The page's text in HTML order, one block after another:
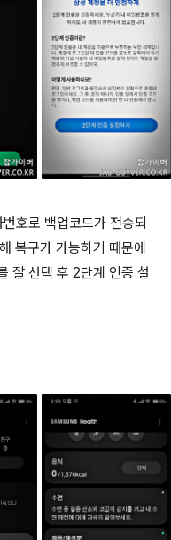
호로 백업코드가 전송되
복구가 가능하기 때문에
잘 선택 후 2단계 인증 설